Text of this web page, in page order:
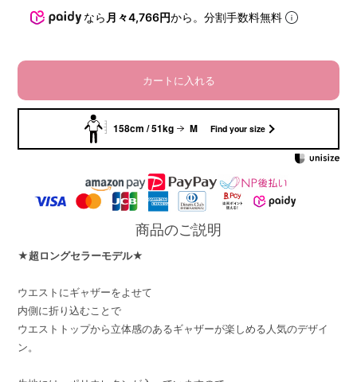
なら 月々4,766円から。分割手数料無料
カートに入れる
158cm / 51kg M Find your size
商品のご説明
★超ロングセラーモデル★
ウエストにギャザーをよせて
内側に折り込むことで
ウエストトップから立体感のあるギャザーが楽しめる人気のデザイ
ン。